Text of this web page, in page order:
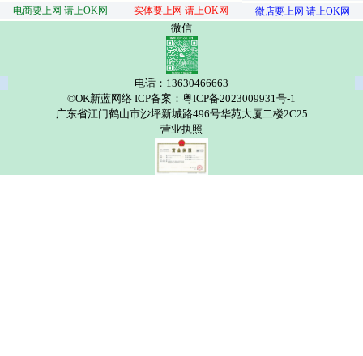
电商要上网 请上OK网
实体要上网 请上OK网 微店要上网 请上OK网
微信
电话：13630466663
©OK新蓝网络 ICP备案：粤ICP备2023009931号-1
广东省江门鹤山市沙坪新城路496号华苑大厦二楼2C25
营业执照